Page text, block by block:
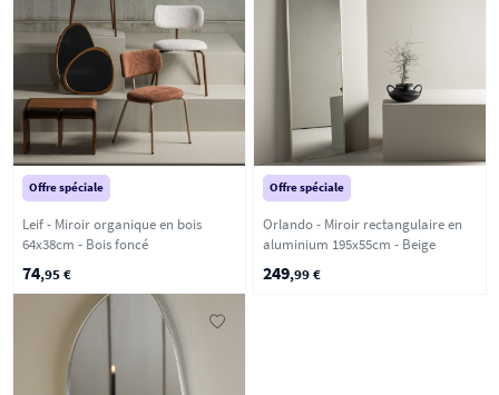
Offre spéciale
Leif - Miroir organique en bois
64x38cm - Bois foncé
74,95 €
Offre spéciale
Orlando - Miroir rectangulaire en
aluminium 195x55cm - Beige
249,99 €